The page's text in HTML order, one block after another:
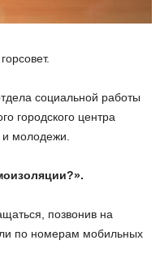
социальной работы
городского центра
молодежи.
позвонив на
по номерам мобильных